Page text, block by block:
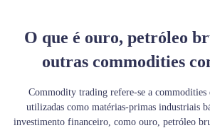
Plataforma
Promoção
O que é ouro, petróleo
outras commodities
Commodity trading refere-se a commodities
utilizadas como matérias-primas industriais
investimento financeiro, como ouro, petróleo